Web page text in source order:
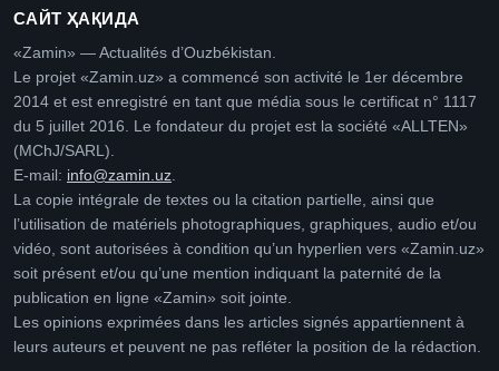
САЙТ ҲАҚИДА
«Zamin» — Actualités d’Ouzbékistan.
Le projet «Zamin.uz» a commencé son activité le 1er décembre
2014 et est enregistré en tant que média sous le certificat n° 1117
du 5 juillet 2016. Le fondateur du projet est la société «ALLTEN»
(MChJ/SARL).
E-mail: info@zamin.uz
La copie intégrale de textes ou la citation partielle, ainsi que
l’utilisation de matériels photographiques, graphiques, audio et/ou
vidéo, sont autorisées à condition qu’un hyperlien vers «Zamin.uz»
soit présent et/ou qu’une mention indiquant la paternité de la
publication en ligne «Zamin» soit jointe.
Les opinions exprimées dans les articles signés appartiennent à
leurs auteurs et peuvent ne pas refléter la position de la rédaction.